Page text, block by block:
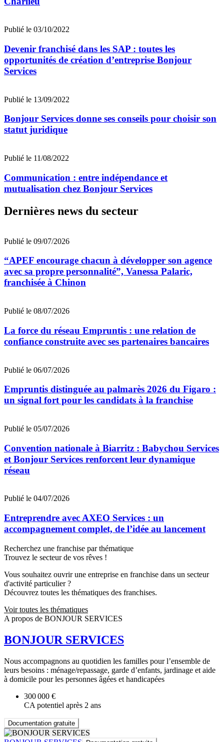
Publié le 03/10/2022
Devenir franchisé dans les SAP : toutes les
opportunités de création d’entreprise Bonjour
Services
Publié le 13/09/2022
Bonjour Services donne ses conseils pour choisir son
statut juridique
Publié le 11/08/2022
Communication : entre indépendance et
mutualisation chez Bonjour Services
Dernières news du secteur
Publié le 09/07/2026
“APEF encourage chacun à développer son agence
avec sa propre personnalité”, Vanessa Palaric,
franchisée à Chinon
Publié le 08/07/2026
La force du réseau Empruntis : une relation de
confiance construite avec ses partenaires bancaires
Publié le 06/07/2026
Empruntis distinguée au palmarès 2026 du Figaro :
un signal fort pour les candidats à la franchise
Publié le 05/07/2026
Convention nationale à Biarritz : Babychou Services
et Bonjour Services renforcent leur dynamique
réseau
Publié le 04/07/2026
Entreprendre avec AXEO Services : un
accompagnement complet, de l’idée au lancement
Recherchez une franchise par thématique
Trouvez le secteur de vos rêves !
Vous souhaitez ouvrir une entreprise en franchise dans un secteur
d'activité particulier ?
Découvrez toutes les thématiques des franchises.
Voir toutes les thématiques
A propos de BONJOUR SERVICES
BONJOUR SERVICES
Nous accompagnons au quotidien les familles pour l’ensemble de
leurs besoins : ménage/repassage, garde d’enfants, jardinage et aide
à domicile pour les personnes âgées et handicapées
300 000 €
CA potentiel après 2 ans
Documentation gratuite